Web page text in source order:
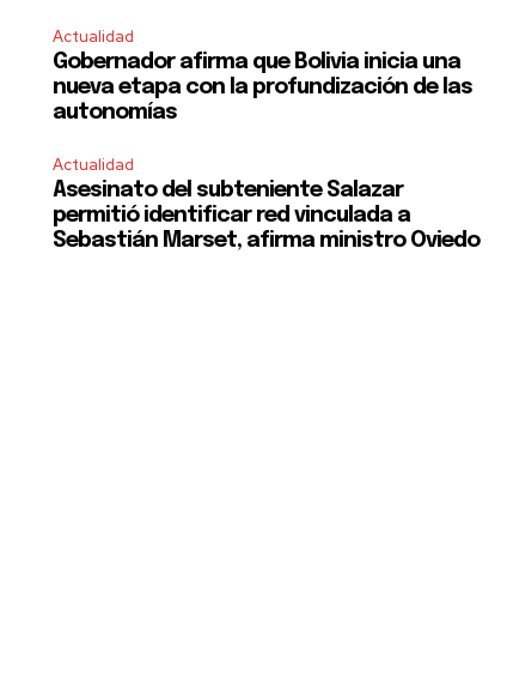
Actualidad
Gobernador afirma que Bolivia inicia una
nueva etapa con la profundización de las
autonomías
Actualidad
Asesinato del subteniente Salazar
permitió identificar red vinculada a
Sebastián Marset, afirma ministro Oviedo